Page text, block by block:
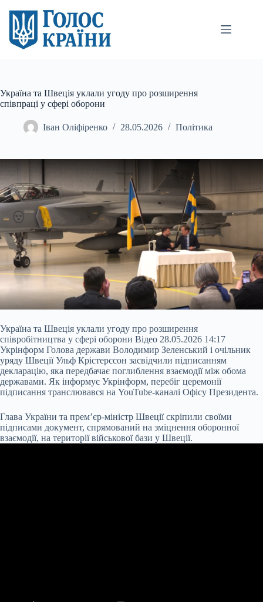
вмісту
Україна та Швеція уклали угоду про розширення
співпраці у сфері оборони
Іван Оліфіренко 28.05.2026 Політика
Україна та Швеція уклали угоду про розширення
співробітництва у сфері оборони Відео 28.05.2026 14:17
Укрінформ Голова держави Володимир Зеленський і очільник
уряду Швеції Ульф Крістерссон засвідчили підписанням
декларацію, яка передбачає поглиблення взаємодії між обома
державами. Як інформує Укрінформ, перебіг церемонії
підписання транслювався на YouTube-каналі Офісу Президента.
Глава України та прем’єр-міністр Швеції скріпили своїми
підписами документ, спрямований на зміцнення оборонної
взаємодії, на території військової бази у Швеції.